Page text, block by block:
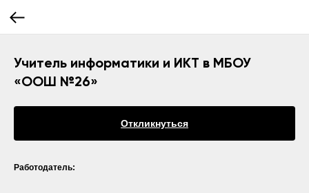
Учитель информатики и ИКТ в МБОУ
«ООШ №26»
Откликнуться
Работодатель: